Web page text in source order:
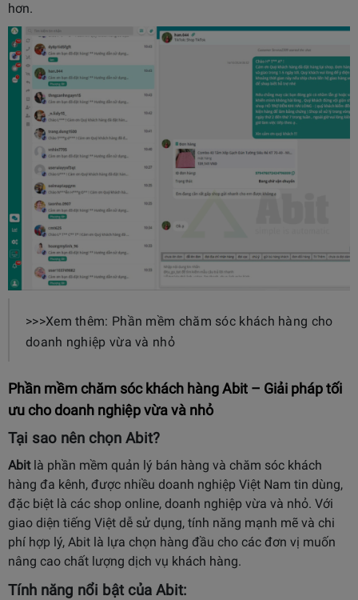
hơn.
>>>Xem thêm: Phần mềm chăm sóc khách hàng cho
doanh nghiệp vừa và nhỏ
Phần mềm chăm sóc khách hàng Abit – Giải pháp tối
ưu cho doanh nghiệp vừa và nhỏ
Tại sao nên chọn Abit?
Abitlà phần mềm quản lý bán hàng và chăm sóc khách
hàng đa kênh, được nhiều doanh nghiệp Việt Nam tin dùng,
đặc biệt là các shop online, doanh nghiệp vừa và nhỏ. Với
giao diện tiếng Việt dễ sử dụng, tính năng mạnh mẽ và chi
phí hợp lý, Abit là lựa chọn hàng đầu cho các đơn vị muốn
nâng cao chất lượng dịch vụ khách hàng.
Tính năng nổi bật của Abit: